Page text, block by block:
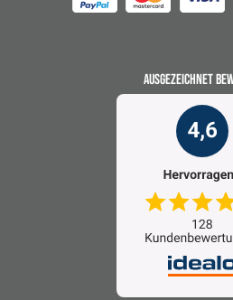
AUSGEZEICHNET